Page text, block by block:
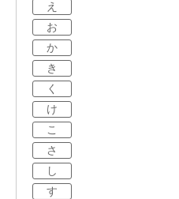
え
お
か
き
く
け
こ
さ
し
す